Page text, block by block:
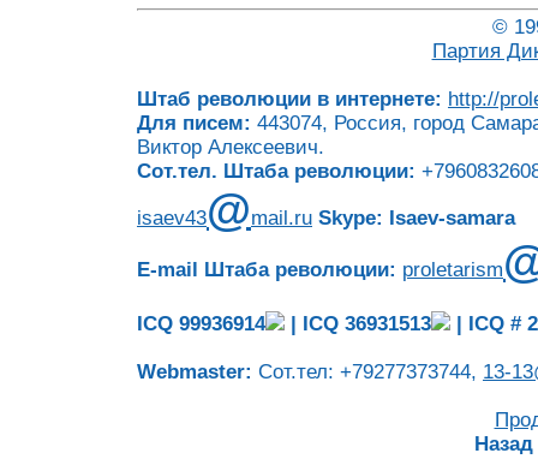
©
Партия
Штаб революции в интернете: http://
Для писем: 443074, Россия, город
Виктор Алексеевич.
Сот.тел. Штаба революции:
isaev43@mail.ru Skype: Isaev-samara
E-mail Штаба революции: proletarism
ICQ 99936914 | ICQ 36931513 | ICQ #
Webmaster: Сот.тел: +79277373744, 13-
Назад